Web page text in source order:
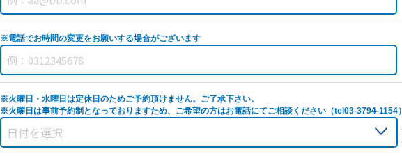
※電話でお時間の変更をお願いする場合がございます
※火曜日・水曜日は定休日のためご予約頂けません。ご了承下さい。
※火曜日は事前予約制となっておりますため、ご希望の方はお電話にてご相談ください（tel03-3794-1154）